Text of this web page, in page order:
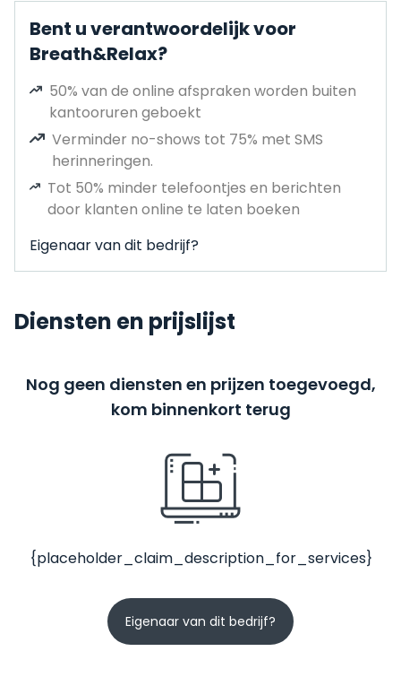
Bent u verantwoordelijk voor
Breath&Relax?
50% van de online afspraken worden buiten
kantooruren geboekt
Verminder no-shows tot 75% met SMS
herinneringen.
Tot 50% minder telefoontjes en berichten
door klanten online te laten boeken
Eigenaar van dit bedrijf?
Diensten en prijslijst
Nog geen diensten en prijzen toegevoegd,
kom binnenkort terug
{placeholder_claim_description_for_services}
Eigenaar van dit bedrijf?